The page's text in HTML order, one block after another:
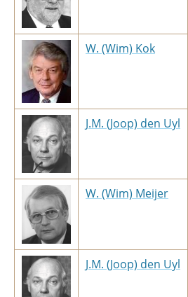
W. (Wim) Kok
J.M. (Joop) den Uyl
W. (Wim) Meijer
J.M. (Joop) den Uyl